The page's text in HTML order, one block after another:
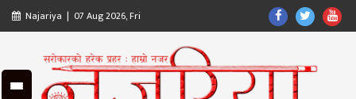
Skip
to
content
Najariya | 07 Aug 2026, Fri
Find
Us
Facebook
Find
Us
Twitter
Us